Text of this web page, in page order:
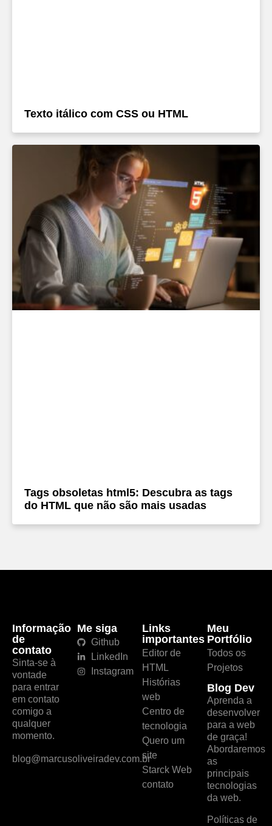
Texto itálico com CSS ou HTML
Tags obsoletas html5: Descubra as tags
do HTML que não são mais usadas
Informação
de
contato
Sinta-se à
vontade
para entrar
em contato
comigo a
qualquer
momento.
blog@marcusoliveiradev.com.br
Me siga
Github
LinkedIn
Instagram
Links
importantes
Editor de
HTML
Histórias
web
Centro de
tecnologia
Quero um
site
Starck Web
contato
Meu
Portfólio
Todos os
Projetos
Blog Dev
Aprenda a
desenvolver
para a web
de graça!
Abordaremos
as
principais
tecnologias
da web.
Políticas de